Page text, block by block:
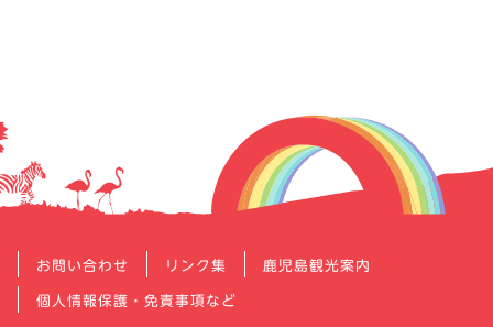
お問い合わせ リンク集 鹿児島観光案内
個人情報保護・免責事項など